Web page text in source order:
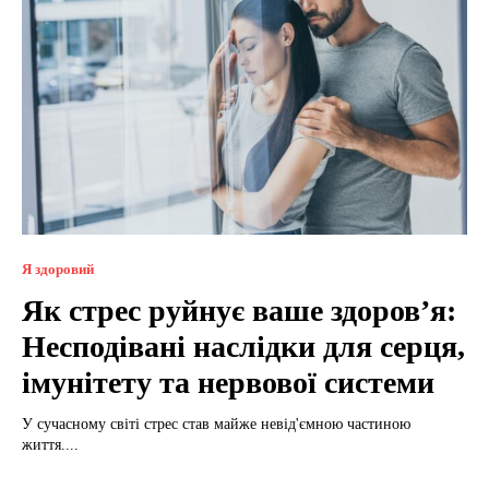
Я здоровий
Як стрес руйнує ваше здоров’я:
Несподівані наслідки для серця,
імунітету та нервової системи
У сучасному світі стрес став майже невід'ємною частиною
життя....